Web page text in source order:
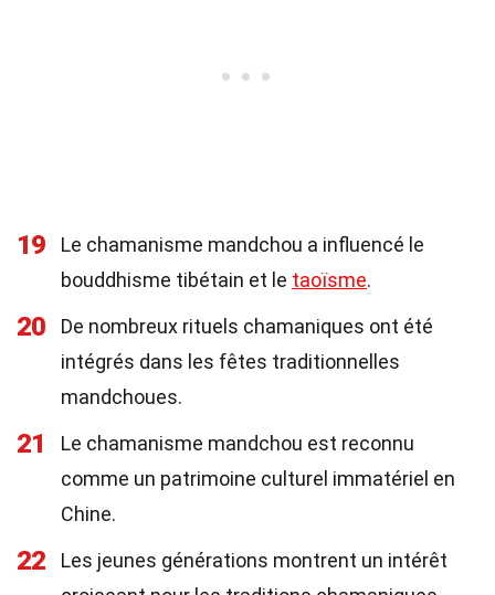
19
Le chamanisme mandchou a influencé le
bouddhisme tibétain et le taoïsme.
20
De nombreux rituels chamaniques ont été
intégrés dans les fêtes traditionnelles
mandchoues.
21
Le chamanisme mandchou est reconnu
comme un patrimoine culturel immatériel en
Chine.
22
Les jeunes générations montrent un intérêt